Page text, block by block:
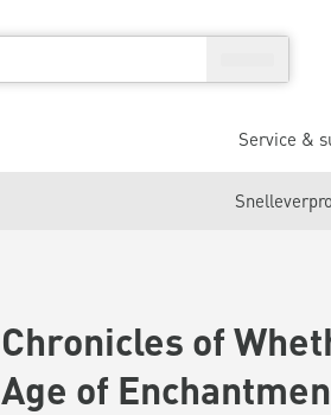
Service &
Chronicles of
Age of